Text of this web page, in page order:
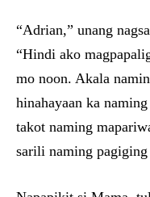
“Adrian,” unang
“Hindi ako
mo noon. Akala
hinahayaan ka
takot naming
sarili naming pagiging